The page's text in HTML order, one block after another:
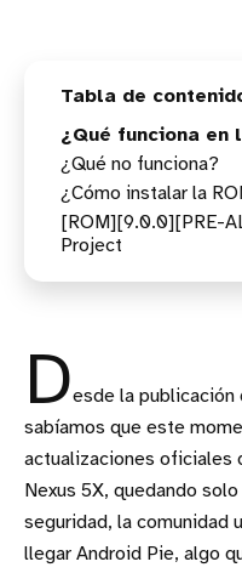
¿Qué funciona en
¿Qué no funciona?
¿Cómo instalar la
[ROM][9.0.0][PRE-
Project
Desde la publicación
sabíamos que este
actualizaciones oficiales
Nexus 5X, quedando
seguridad, la comunidad
llegar Android Pie, algo